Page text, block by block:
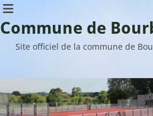
Commune de
Site officiel de la commune de